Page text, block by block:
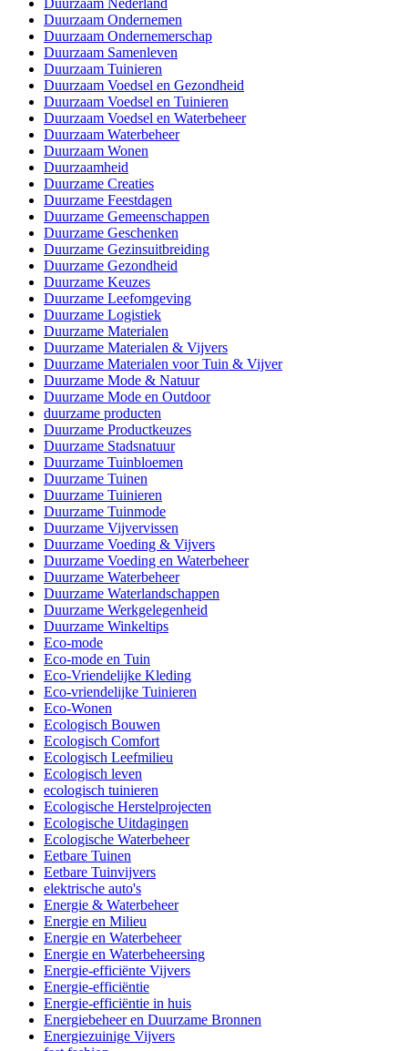
Duurzaam Nederland
Duurzaam Ondernemen
Duurzaam Ondernemerschap
Duurzaam Samenleven
Duurzaam Tuinieren
Duurzaam Voedsel en Gezondheid
Duurzaam Voedsel en Tuinieren
Duurzaam Voedsel en Waterbeheer
Duurzaam Waterbeheer
Duurzaam Wonen
Duurzaamheid
Duurzame Creaties
Duurzame Feestdagen
Duurzame Gemeenschappen
Duurzame Geschenken
Duurzame Gezinsuitbreiding
Duurzame Gezondheid
Duurzame Keuzes
Duurzame Leefomgeving
Duurzame Logistiek
Duurzame Materialen
Duurzame Materialen & Vijvers
Duurzame Materialen voor Tuin & Vijver
Duurzame Mode & Natuur
Duurzame Mode en Outdoor
duurzame producten
Duurzame Productkeuzes
Duurzame Stadsnatuur
Duurzame Tuinbloemen
Duurzame Tuinen
Duurzame Tuinieren
Duurzame Tuinmode
Duurzame Vijvervissen
Duurzame Voeding & Vijvers
Duurzame Voeding en Waterbeheer
Duurzame Waterbeheer
Duurzame Waterlandschappen
Duurzame Werkgelegenheid
Duurzame Winkeltips
Eco-mode
Eco-mode en Tuin
Eco-Vriendelijke Kleding
Eco-vriendelijke Tuinieren
Eco-Wonen
Ecologisch Bouwen
Ecologisch Comfort
Ecologisch Leefmilieu
Ecologisch leven
ecologisch tuinieren
Ecologische Herstelprojecten
Ecologische Uitdagingen
Ecologische Waterbeheer
Eetbare Tuinen
Eetbare Tuinvijvers
elektrische auto's
Energie & Waterbeheer
Energie en Milieu
Energie en Waterbeheer
Energie en Waterbeheersing
Energie-efficiënte Vijvers
Energie-efficiëntie
Energie-efficiëntie in huis
Energiebeheer en Duurzame Bronnen
Energiezuinige Vijvers